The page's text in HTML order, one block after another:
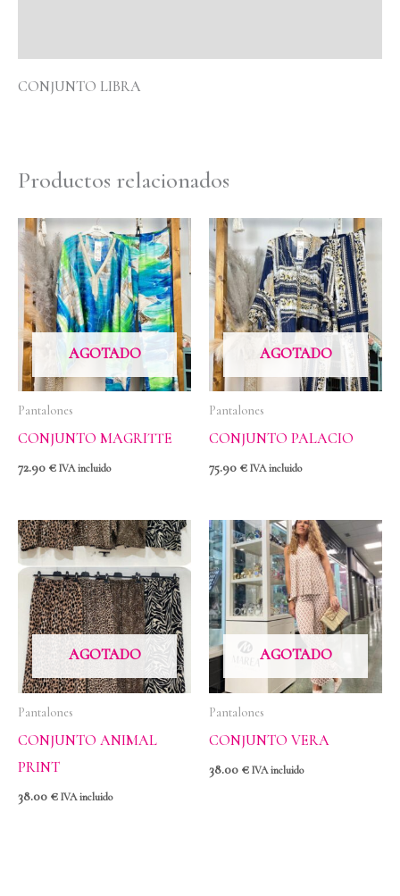
CONJUNTO LIBRA
Productos relacionados
AGOTADO
Pantalones
CONJUNTO MAGRITTE
72.90 € IVA incluido
AGOTADO
Pantalones
CONJUNTO PALACIO
75.90 € IVA incluido
AGOTADO
Pantalones
CONJUNTO ANIMAL
PRINT
38.00 € IVA incluido
AGOTADO
Pantalones
CONJUNTO VERA
38.00 € IVA incluido